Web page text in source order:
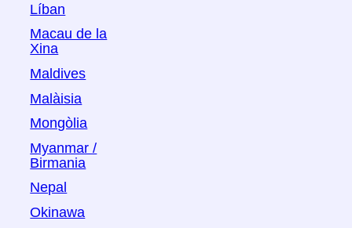
Líban
Macau de la
Xina
Maldives
Malàisia
Mongòlia
Myanmar /
Birmania
Nepal
Okinawa